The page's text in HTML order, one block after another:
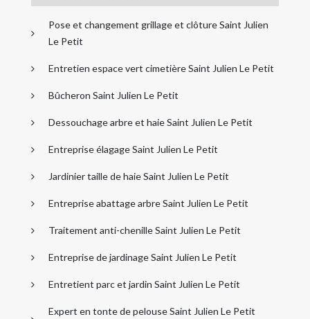
Pose et changement grillage et clôture Saint Julien
Le Petit
Entretien espace vert cimetière Saint Julien Le Petit
Bûcheron Saint Julien Le Petit
Dessouchage arbre et haie Saint Julien Le Petit
Entreprise élagage Saint Julien Le Petit
Jardinier taille de haie Saint Julien Le Petit
Entreprise abattage arbre Saint Julien Le Petit
Traitement anti-chenille Saint Julien Le Petit
Entreprise de jardinage Saint Julien Le Petit
Entretient parc et jardin Saint Julien Le Petit
Expert en tonte de pelouse Saint Julien Le Petit